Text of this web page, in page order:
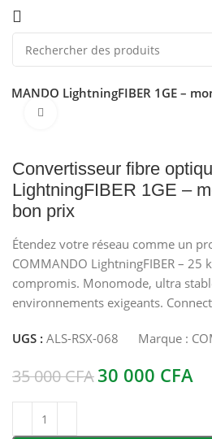
LightningFIBER 1GE –
Convertisseur fibre
LightningFIBER 1GE –
bon prix
Étendez votre réseau comme un
COMMANDO LightningFIBER – 25
compromis. Monomode, ultra
environnements exigeants.
UGS : ALS-RSX-068 Marque :
35 000CFA30 000 CFA